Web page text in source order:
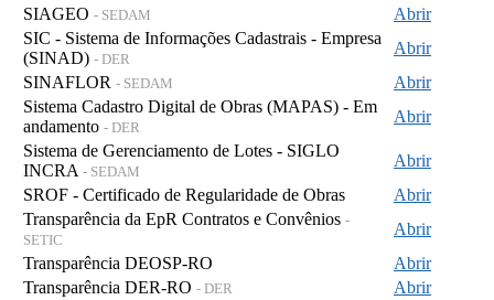
SIAGEO - SEDAM
Abrir
SIC - Sistema de Informações Cadastrais - Empresa
(SINAD) - DER
Abrir
SINAFLOR - SEDAM
Abrir
Sistema Cadastro Digital de Obras (MAPAS) - Em
andamento - DER
Abrir
Sistema de Gerenciamento de Lotes - SIGLO
INCRA - SEDAM
Abrir
SROF - Certificado de Regularidade de Obras
Abrir
Transparência da EpR Contratos e Convênios -
SETIC
Abrir
Transparência DEOSP-RO
Abrir
Transparência DER-RO - DER
Abrir